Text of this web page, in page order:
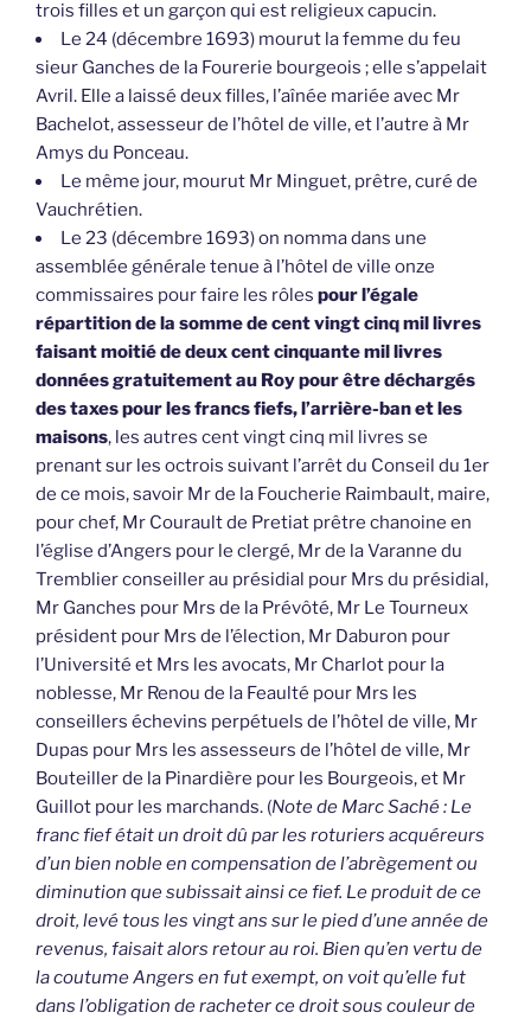
trois filles et un garçon qui est religieux capucin.
Le 24 (décembre 1693) mourut la femme du feu
sieur Ganches de la Fourerie bourgeois ; elle s’appelait
Avril. Elle a laissé deux filles, l’aînée mariée avec Mr
Bachelot, assesseur de l’hôtel de ville, et l’autre à Mr
Amys du Ponceau.
Le même jour, mourut Mr Minguet, prêtre, curé de
Vauchrétien.
Le 23 (décembre 1693) on nomma dans une
assemblée générale tenue à l’hôtel de ville onze
commissaires pour faire les rôles pour l’égale
répartition de la somme de cent vingt cinq mil livres
faisant moitié de deux cent cinquante mil livres
données gratuitement au Roy pour être déchargés
des taxes pour les francs fiefs, l’arrière-ban et les
maisons, les autres cent vingt cinq mil livres se
prenant sur les octrois suivant l’arrêt du Conseil du 1er
de ce mois, savoir Mr de la Foucherie Raimbault, maire,
pour chef, Mr Courault de Pretiat prêtre chanoine en
l’église d’Angers pour le clergé, Mr de la Varanne du
Tremblier conseiller au présidial pour Mrs du présidial,
Mr Ganches pour Mrs de la Prévôté, Mr Le Tourneux
président pour Mrs de l’élection, Mr Daburon pour
l’Université et Mrs les avocats, Mr Charlot pour la
noblesse, Mr Renou de la Feaulté pour Mrs les
conseillers échevins perpétuels de l’hôtel de ville, Mr
Dupas pour Mrs les assesseurs de l’hôtel de ville, Mr
Bouteiller de la Pinardière pour les Bourgeois, et Mr
Guillot pour les marchands. (Note de Marc Saché : Le
franc fief était un droit dû par les roturiers acquéreurs
d’un bien noble en compensation de l’abrègement ou
diminution que subissait ainsi ce fief. Le produit de ce
droit, levé tous les vingt ans sur le pied d’une année de
revenus, faisait alors retour au roi. Bien qu’en vertu de
la coutume Angers en fut exempt, on voit qu’elle fut
dans l’obligation de racheter ce droit sous couleur de